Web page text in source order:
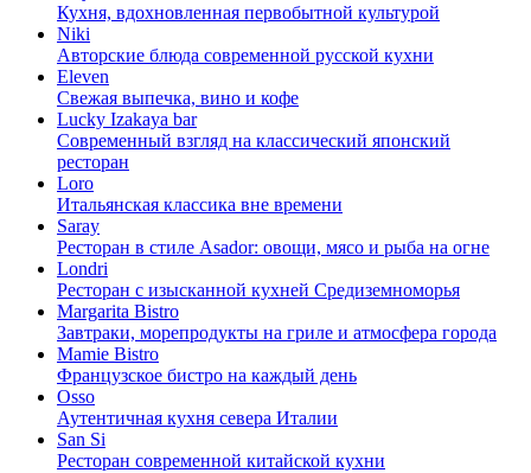
Кухня, вдохновленная первобытной культурой
Niki
Авторские блюда современной русской кухни
Eleven
Свежая выпечка, вино и кофе
Lucky Izakaya bar
Современный взгляд на классический японский
ресторан
Loro
Итальянская классика вне времени
Saray
Ресторан в стиле Asador: овощи, мясо и рыба на огне
Londri
Ресторан с изысканной кухней Средиземноморья
Margarita Bistro
Завтраки, морепродукты на гриле и атмосфера города
Mamie Bistro
Французское бистро на каждый день
Osso
Аутентичная кухня севера Италии
San Si
Ресторан современной китайской кухни